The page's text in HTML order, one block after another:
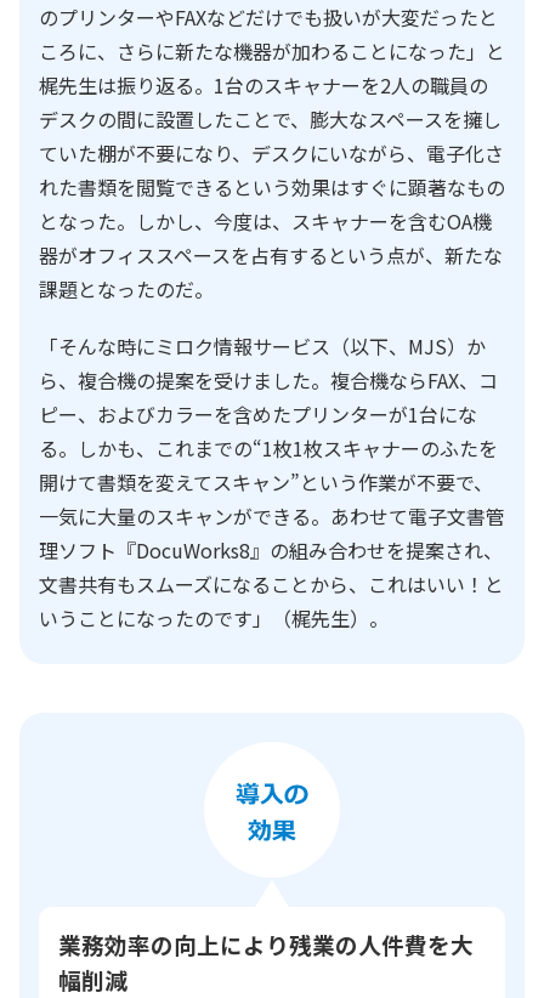
のプリンターやFAXなどだけでも扱いが大変だったと
ころに、さらに新たな機器が加わることになった」と
梶先生は振り返る。1台のスキャナーを2人の職員の
デスクの間に設置したことで、膨大なスペースを擁し
ていた棚が不要になり、デスクにいながら、電子化さ
れた書類を閲覧できるという効果はすぐに顕著なもの
となった。しかし、今度は、スキャナーを含むOA機
器がオフィススペースを占有するという点が、新たな
課題となったのだ。
「そんな時にミロク情報サービス（以下、MJS）か
ら、複合機の提案を受けました。複合機ならFAX、コ
ピー、およびカラーを含めたプリンターが1台にな
る。しかも、これまでの“1枚1枚スキャナーのふたを
開けて書類を変えてスキャン”という作業が不要で、
一気に大量のスキャンができる。あわせて電子文書管
理ソフト『DocuWorks8』の組み合わせを提案され、
文書共有もスムーズになることから、これはいい！と
いうことになったのです」（梶先生）。
業務効率の向上により残業の人件費を大
幅削減